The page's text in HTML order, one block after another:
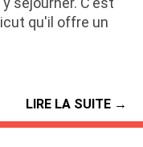
qu'il offre un
LIRE LA SUITE →